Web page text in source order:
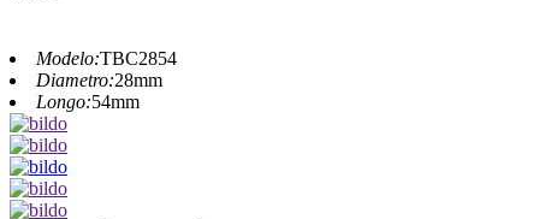
Modelo:TBC2854
Diametro:28mm
Longo:54mm